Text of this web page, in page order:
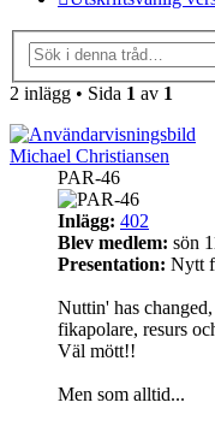
2 inlägg • Sida 1 av 1
Michael Christiansen
PAR-46
Inlägg: 402
Blev medlem: sön
Presentation: Nytt
Nuttin' has
fikapolare, resurs
Väl mött!!
Men som alltid...